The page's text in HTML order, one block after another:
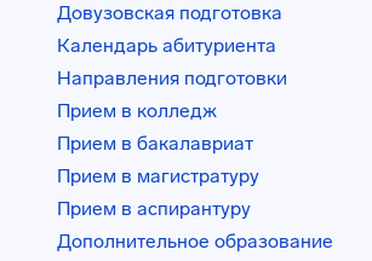
Довузовская подготовка
Календарь абитуриента
Направления подготовки
Прием в колледж
Прием в бакалавриат
Прием в магистратуру
Прием в аспирантуру
Дополнительное образование